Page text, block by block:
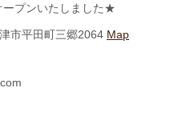
いしく♪土と炎の香り 信楽
ストレートミニマグカッ
プンいたしました★
市平田町三郷2064 Map